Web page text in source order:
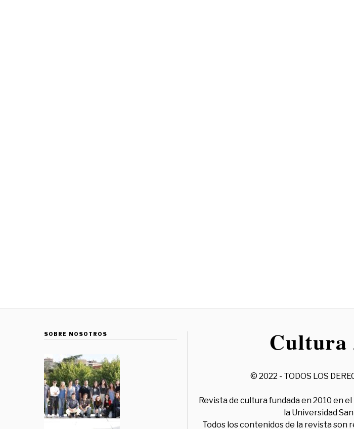
SOBRE NOSOTROS
© 2022 - TODOS LOS
Revista de cultura fundada en 2010 en
la Universidad
Todos los contenidos de la revista son